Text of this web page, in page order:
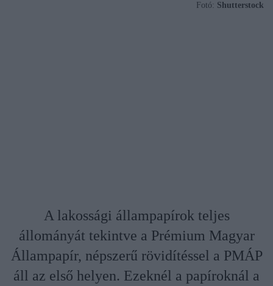
Fotó: Shutterstock
A lakossági állampapírok teljes
állományát tekintve a Prémium Magyar
Állampapír, népszerű rövidítéssel a PMÁP
áll az első helyen. Ezeknél a papíroknál a